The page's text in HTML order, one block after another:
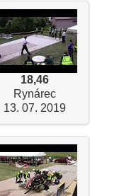
18,46
Rynárec
13. 07. 2019